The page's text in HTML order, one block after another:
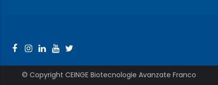
© Copyright CEINGE Biotecnologie Avanzate Franco